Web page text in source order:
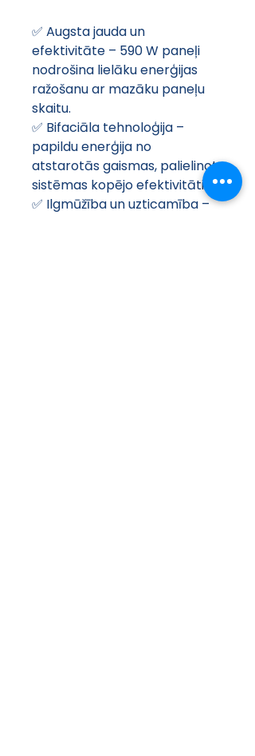
✅ Augsta jauda un
efektivitāte – 590 W paneļi
nodrošina lielāku enerģijas
ražošanu ar mazāku paneļu
skaitu.
✅ Bifaciāla tehnoloģija –
papildu enerģija no
atstarotās gaismas, palielinot
sistēmas kopējo efektivitāti.
✅ Ilgmūžība un uzticamība –